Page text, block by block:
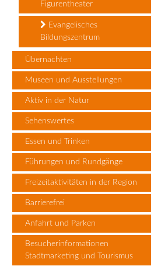
Figurentheater
Evangelisches
Bildungszentrum
Übernachten
Museen und Ausstellungen
Aktiv in der Natur
Sehenswertes
Essen und Trinken
Führungen und Rundgänge
Freizeitaktivitäten in der Region
Barrierefrei
Anfahrt und Parken
Besucherinformationen
Stadtmarketing und Tourismus